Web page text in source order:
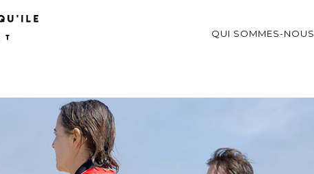
QUI SOMMES-NOUS